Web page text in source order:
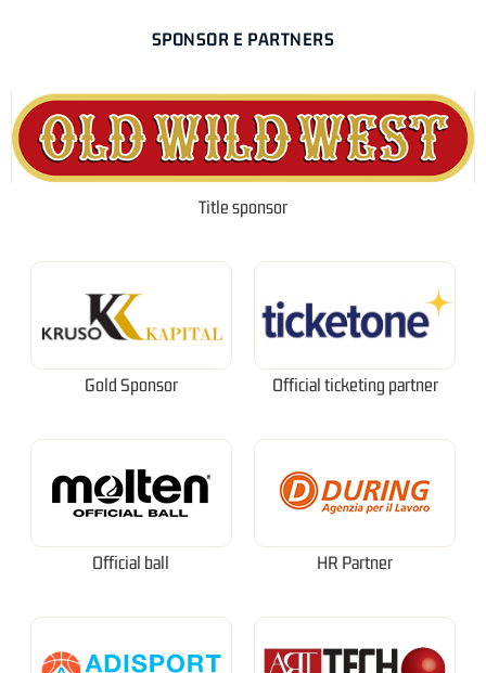
SPONSOR E PARTNERS
Title sponsor
Gold Sponsor Official ticketing partner
Official ball HR Partner